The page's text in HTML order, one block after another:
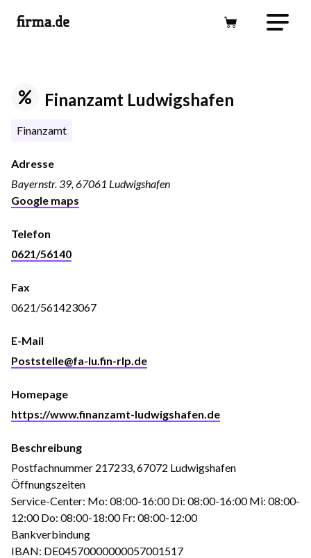
Finanzamt Ludwigshafen
Finanzamt
Adresse
Bayernstr. 39, 67061 Ludwigshafen
Google maps
Telefon
0621/56140
Fax
0621/561423067
E-Mail
Poststelle@fa-lu.fin-rlp.de
Homepage
https://www.finanzamt-ludwigshafen.de
Beschreibung
Postfachnummer 217233, 67072 Ludwigshafen
Öffnungszeiten
Service-Center: Mo: 08:00-16:00 Di: 08:00-16:00 Mi: 08:00-
12:00 Do: 08:00-18:00 Fr: 08:00-12:00
Bankverbindung
IBAN: DE04570000000057001517